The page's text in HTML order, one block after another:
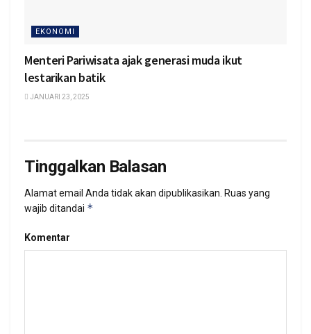
EKONOMI
Menteri Pariwisata ajak generasi muda ikut
lestarikan batik
JANUARI 23, 2025
Tinggalkan Balasan
Alamat email Anda tidak akan dipublikasikan. Ruas yang
wajib ditandai *
Komentar